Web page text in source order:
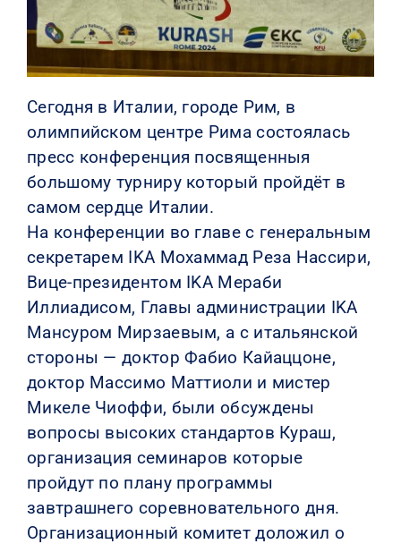
Сегодня в Италии, городе Рим, в
олимпийском центре Рима состоялась
пресс конференция посвященныя
большому турниру который пройдёт в
самом сердце Италии.
На конференции во главе с генеральным
секретарем IKA Мохаммад Реза Нассири,
Вице-президентом IKA Мераби
Иллиадисом, Главы администрации IKA
Мансуром Мирзаевым, а с итальянской
стороны — доктор Фабио Кайаццоне,
доктор Массимо Маттиоли и мистер
Микеле Чиоффи, были обсуждены
вопросы высоких стандартов Кураш,
организация семинаров которые
пройдут по плану программы
завтрашнего соревновательного дня.
Организационный комитет доложил о